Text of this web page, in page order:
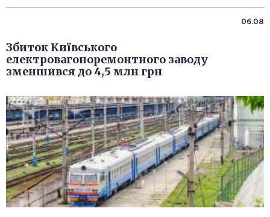
06.08
Збиток Київського
електровагоноремонтного заводу
зменшився до 4,5 млн грн